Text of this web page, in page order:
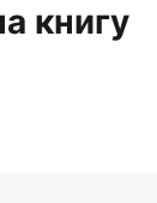
книгу